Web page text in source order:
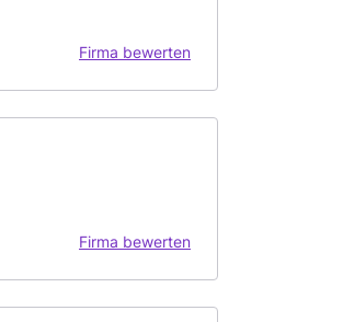
Firma bewerten
Firma bewerten